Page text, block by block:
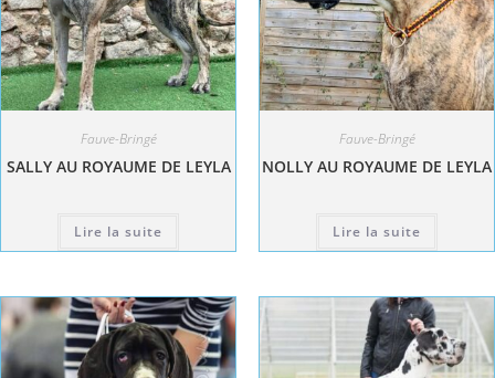
Fauve-Bringé
SALLY AU ROYAUME DE LEYLA
Lire la suite
Fauve-Bringé
NOLLY AU ROYAUME DE LEYLA
Lire la suite